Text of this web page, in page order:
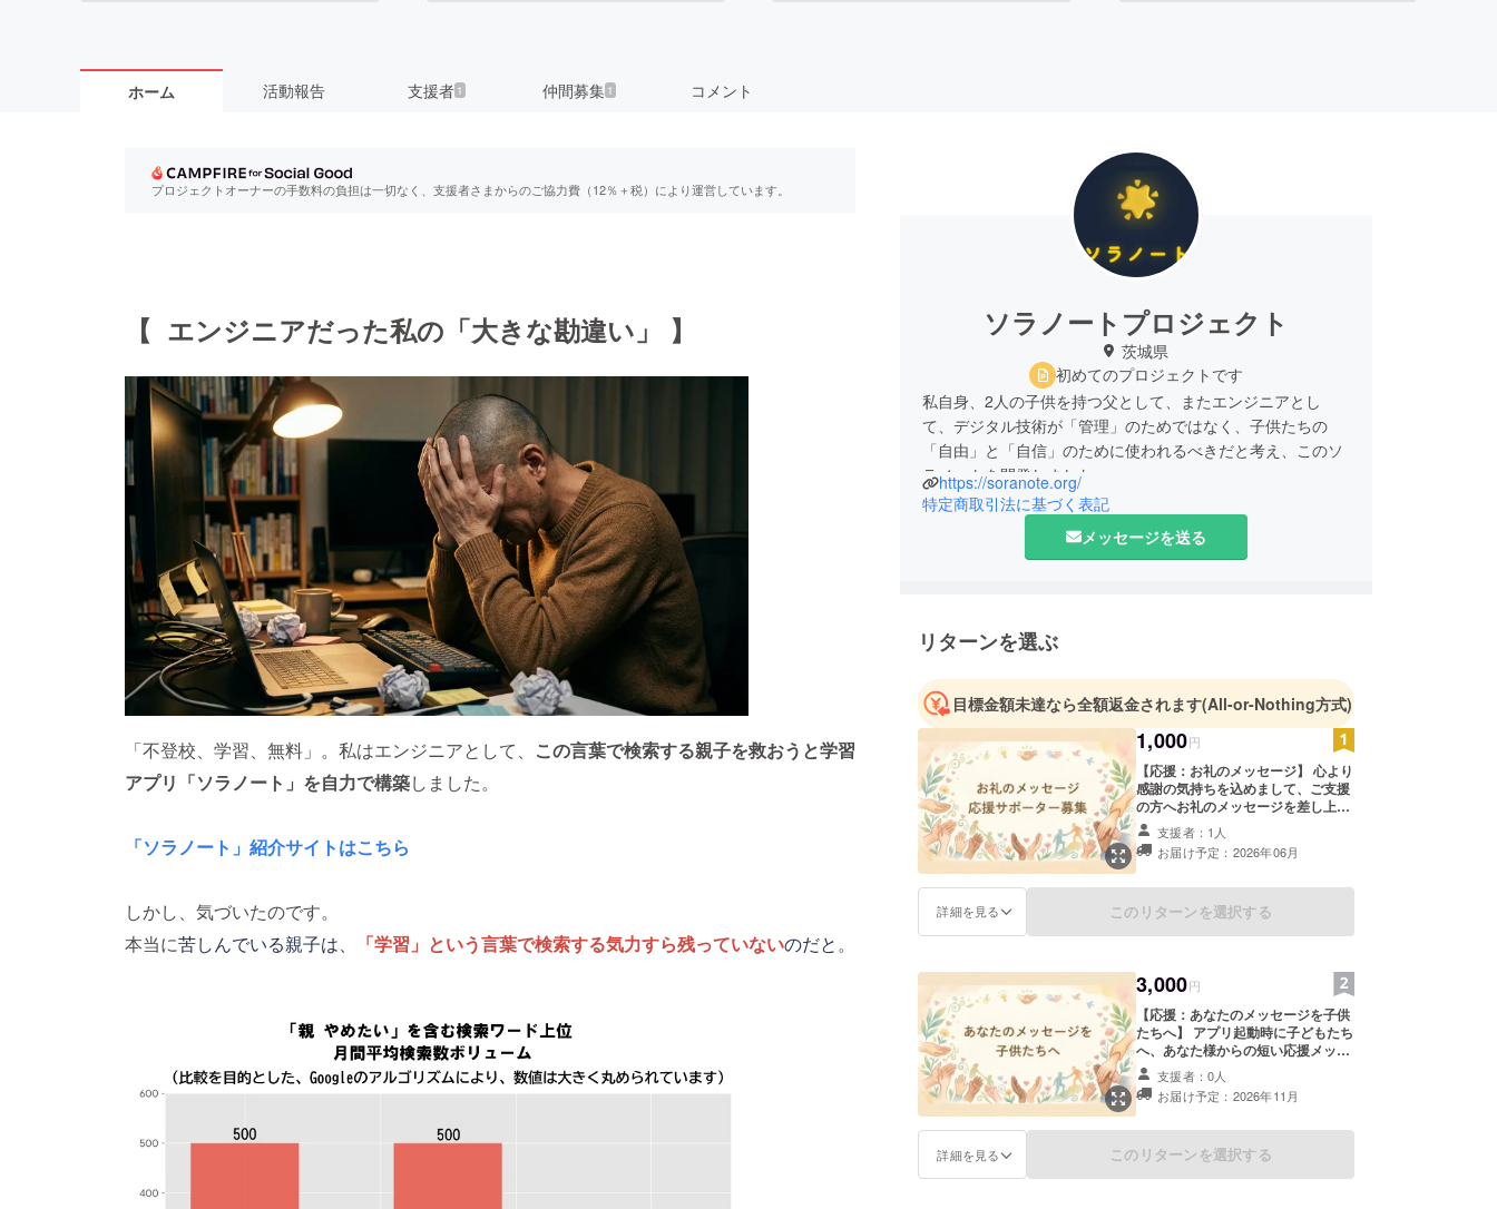
ホーム 活動報告 支援者 1 仲間募集 1 コメント
プロジェクトオーナーの手数料の負担は一切なく、支援者さまからのご協力費（12％＋税）により運営しています。
【 エンジニアだった私の「大きな勘違い」 】
「不登校、学習、無料」。私はエンジニアとして、 この言葉で検索する親子を救おうと学習
アプリ「ソラノート」を自力で構築しました。
「ソラノート」紹介サイトはこちら
しかし、気づいたのです。
本当に苦しんでいる親子は、 「学習」という言葉で検索する気力すら残っていないのだと。
ソラノートプロジェクト
茨城県
初めてのプロジェクトです
私自身、2人の子供を持つ父として、またエンジニアとし
て、デジタル技術が「管理」のためではなく、子供たちの
「自由」と「自信」のために使われるべきだと考え、このソ
ラノートを開発しました。
https://soranote.org/
特定商取引法に基づく表記
メッセージを送る
リターンを選ぶ
目標金額未達なら全額返金されます(All-or-Nothing方式)
1,000円
【応援：お礼のメッセージ】 心より
感謝の気持ちを込めまして、ご支援
の方へお礼のメッセージを差し上げ
ます。 ※ご支援時には備考欄に、お
名前をお知らせください。
支援者：1人
お届け予定：2026年06月
詳細を見る このリターンを選択する
3,000円
【応援：あなたのメッセージを子供
たちへ】 アプリ起動時に子どもたち
へ、あなた様からの短い応援メッ
セージ ＋ お名前（ニックネーム
可）を表示させていただきます。 ・
掲載期間：2026年12月1日から2年
ダムで表示。約３～５秒間メッセー
ジ ＋ お名前を表示。 ※公序良俗に反
支援者：0人
お届け予定：2026年11月
詳細を見る このリターンを選択する